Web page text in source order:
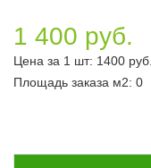
1 400 руб.
Цена за 1 шт: 1400 руб.
Площадь заказа м2: 0